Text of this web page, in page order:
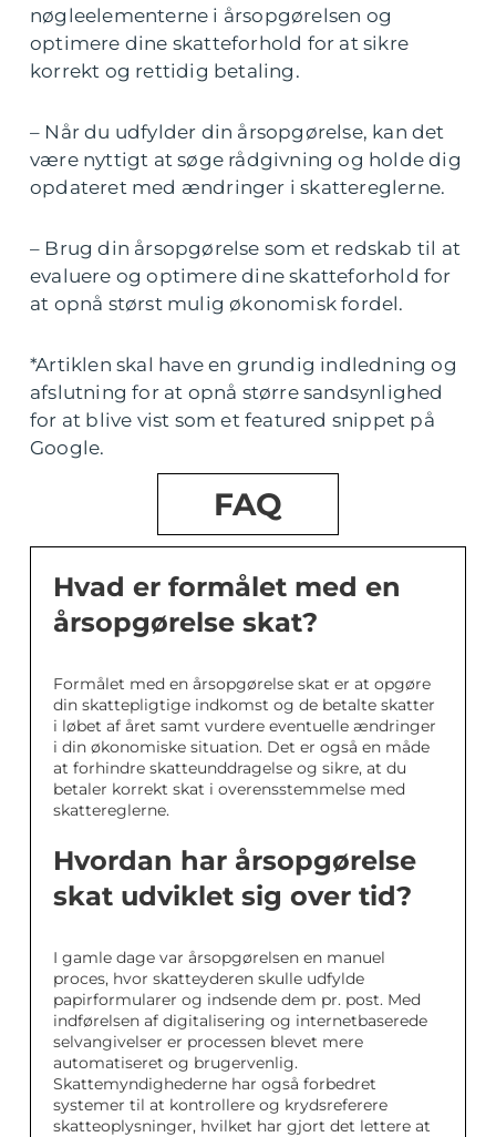
nøgleelementerne i årsopgørelsen og
optimere dine skatteforhold for at sikre
korrekt og rettidig betaling.
– Når du udfylder din årsopgørelse, kan det
være nyttigt at søge rådgivning og holde dig
opdateret med ændringer i skattereglerne.
– Brug din årsopgørelse som et redskab til at
evaluere og optimere dine skatteforhold for
at opnå størst mulig økonomisk fordel.
*Artiklen skal have en grundig indledning og
afslutning for at opnå større sandsynlighed
for at blive vist som et featured snippet på
Google.
FAQ
Hvad er formålet med en
årsopgørelse skat?
Formålet med en årsopgørelse skat er at opgøre
din skattepligtige indkomst og de betalte skatter
i løbet af året samt vurdere eventuelle ændringer
i din økonomiske situation. Det er også en måde
at forhindre skatteunddragelse og sikre, at du
betaler korrekt skat i overensstemmelse med
skattereglerne.
Hvordan har årsopgørelse
skat udviklet sig over tid?
I gamle dage var årsopgørelsen en manuel
proces, hvor skatteyderen skulle udfylde
papirformularer og indsende dem pr. post. Med
indførelsen af digitalisering og internetbaserede
selvangivelser er processen blevet mere
automatiseret og brugervenlig.
Skattemyndighederne har også forbedret
systemer til at kontrollere og krydsreferere
skatteoplysninger, hvilket har gjort det lettere at